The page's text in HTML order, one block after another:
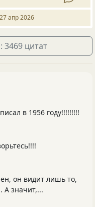
27 апр 2026
3469 цитат
в 1956 году!!!!!!!!!
он видит лишь то,
А значит,...